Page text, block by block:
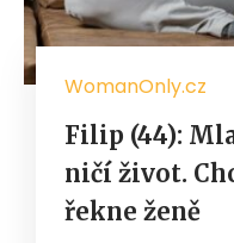
WomanOnly.cz
Filip (44):
ničí život.
řekne ženě